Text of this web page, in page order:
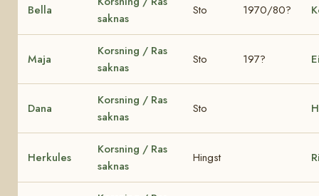
Bella
saknas
Sto 1970/80?
Maja
Korsning / Ras
saknas
Sto 197?
Dana
Korsning / Ras
saknas
Sto
Herkules
Korsning / Ras
saknas
Hingst